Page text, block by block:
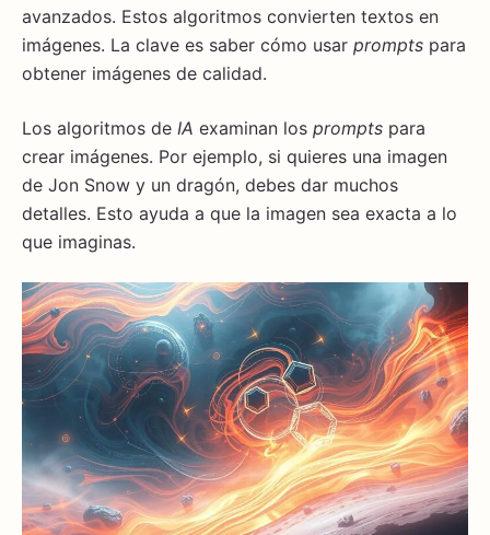
avanzados. Estos algoritmos convierten textos en
imágenes. La clave es saber cómo usar prompts para
obtener imágenes de calidad.
Los algoritmos de IA examinan los prompts para
crear imágenes. Por ejemplo, si quieres una imagen
de Jon Snow y un dragón, debes dar muchos
detalles. Esto ayuda a que la imagen sea exacta a lo
que imaginas.